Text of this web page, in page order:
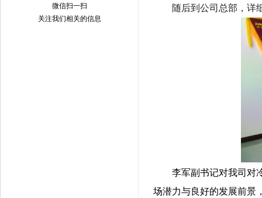
微信扫一扫
关注我们相关的信息
随后到公司总部 ，
李军副书记对我司对
场潜力与良好的发展前景